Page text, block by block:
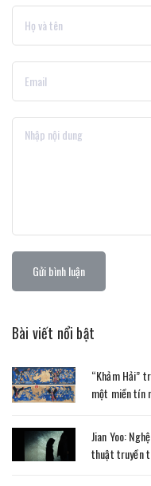
Gửi bình luận
Bài viết nổi bật
“Khảm Hải”
một miền tín
Jian Yoo:
thuật truyền